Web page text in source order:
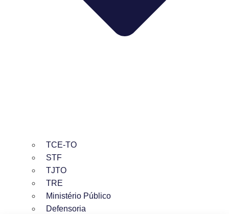
TCE-TO
STF
TJTO
TRE
Ministério Público
Defensoria